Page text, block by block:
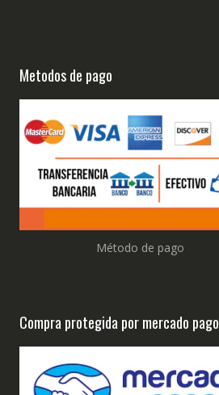
Metodos de pago
Método de pago
Compra protegida por mercado pago